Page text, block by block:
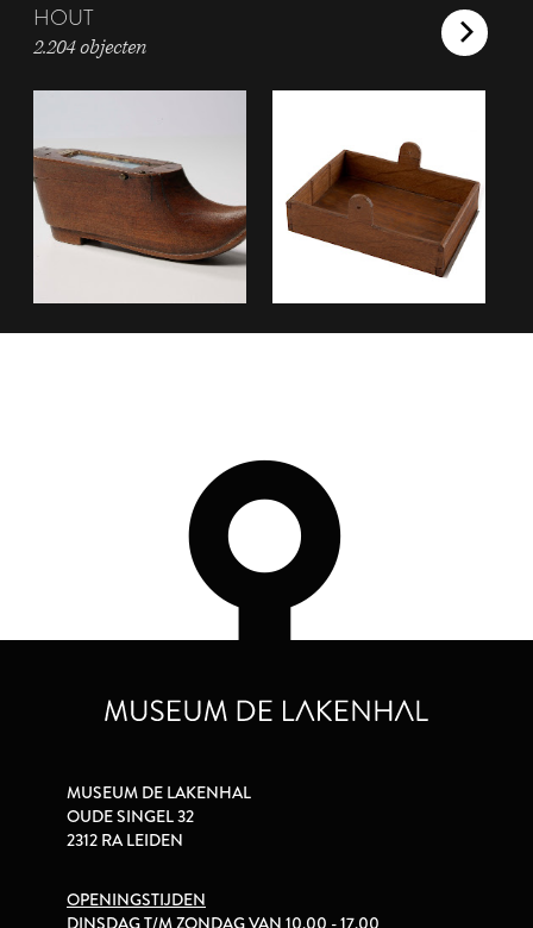
HOUT
2.204 objecten
MUSEUM DE LAKENHAL
OUDE SINGEL 32
2312 RA LEIDEN
OPENINGSTIJDEN